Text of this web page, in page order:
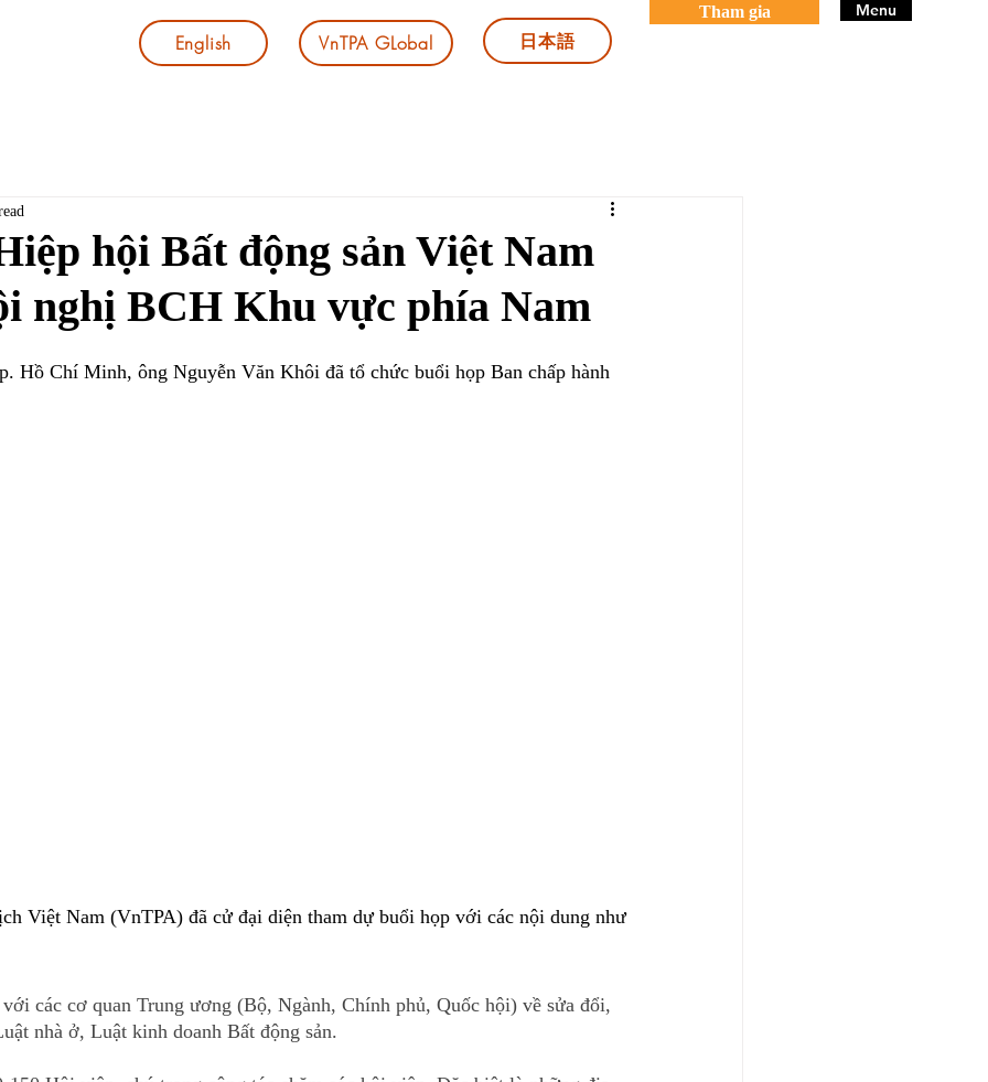
English VnTPA GLobal 日本語
Menu
Tham gia
hội Bất động sản Việt Nam
nghị BCH Khu vực phía Nam
Hồ Chí Minh, ông Nguyễn Văn Khôi đã tổ chức buổi họp Ban chấp hành
Việt Nam (VnTPA) đã cử đại diện tham dự buổi họp với các nội dung như
các cơ quan Trung ương (Bộ, Ngành, Chính phủ, Quốc hội) về sửa đổi,
nhà ở, Luật kinh doanh Bất động sản.